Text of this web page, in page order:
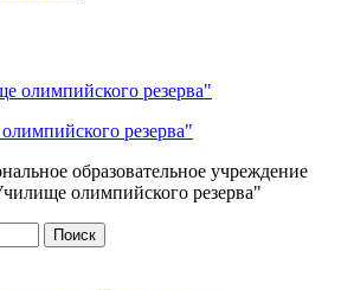
резерва"
образовательное учреждение
олимпийского резерва"